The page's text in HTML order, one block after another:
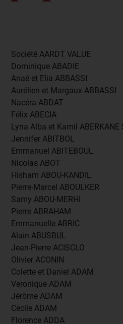
Société AARDT VALUE
Dominique ABADIE
Anaé et Elia ABBASSI
Aurélien et Margaux ABBASSI
Nacéra ABDAT
Félix ABECIA
Lyna Alba et Kamil ABERKANE
Jennifer ABITBOL
Emmanuel ABITEBOUL
Nicolas ABOT
Hisham ABOU-KANDIL
Pierre-Marcel ABOULKER
Samy ABOU-MERHI
Pierre ABRAHAM
Emmanuelle ABRIC
Alain ABUSBUL
Jean-Pierre ACISCLO
Olivier ACONIN
Colette et Daniel ADAM
Veronique ADAM
Jérôme ADAM
Cecile ADAM
Florence ADDA